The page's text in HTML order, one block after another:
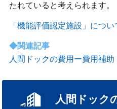
たれていると考えられます。
「機能評価認定施設」につ
関連記事
人間ドックの費用ー費用補
人間ドック